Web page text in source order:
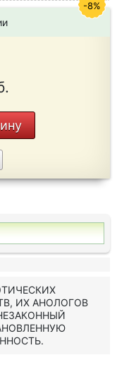
-8%
ИХ АНОЛОГОВ